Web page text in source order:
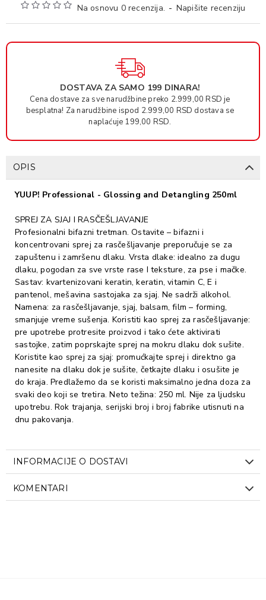
Na osnovu 0 recenzija. - Napišite recenziju
DOSTAVA ZA SAMO 199 DINARA!
Cena dostave za sve narudžbine preko 2.999,00 RSD je
besplatna! Za narudžbine ispod 2.999,00 RSD dostava se
naplaćuje 199,00 RSD.
OPIS
YUUP! Professional - Glossing and Detangling 250ml
SPREJ ZA SJAJ I RASČEŠLJAVANJE
Profesionalni bifazni tretman. Ostavite – bifazni i
koncentrovani sprej za rasčešljavanje preporučuje se za
zapuštenu i zamršenu dlaku. Vrsta dlake: idealno za dugu
dlaku, pogodan za sve vrste rase I teksture, za pse i mačke.
Sastav: kvartenizovani keratin, keratin, vitamin C, E i
pantenol, mešavina sastojaka za sjaj. Ne sadrži alkohol.
Namena: za rasčešljavanje, sjaj, balsam, film – forming,
smanjuje vreme sušenja. Koristiti kao sprej za rasčešljavanje:
pre upotrebe protresite proizvod i tako ćete aktivirati
sastojke, zatim poprskajte sprej na mokru dlaku dok sušite.
Koristite kao sprej za sjaj: promućkajte sprej i direktno ga
nanesite na dlaku dok je sušite, četkajte dlaku i osušite je
do kraja. Predlažemo da se koristi maksimalno jedna doza za
svaki deo koji se tretira. Neto težina: 250 ml. Nije za ljudsku
upotrebu. Rok trajanja, serijski broj i broj fabrike utisnuti na
dnu pakovanja.
INFORMACIJE O DOSTAVI
KOMENTARI